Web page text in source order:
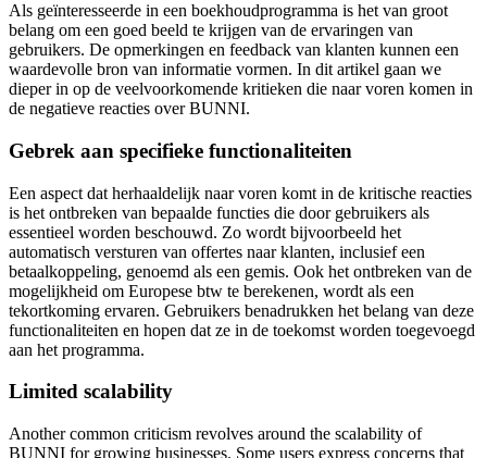
Als geïnteresseerde in een boekhoudprogramma is het van groot
belang om een goed beeld te krijgen van de ervaringen van
gebruikers. De opmerkingen en feedback van klanten kunnen een
waardevolle bron van informatie vormen. In dit artikel gaan we
dieper in op de veelvoorkomende kritieken die naar voren komen in
de negatieve reacties over BUNNI.
Gebrek aan specifieke functionaliteiten
Een aspect dat herhaaldelijk naar voren komt in de kritische reacties
is het ontbreken van bepaalde functies die door gebruikers als
essentieel worden beschouwd. Zo wordt bijvoorbeeld het
automatisch versturen van offertes naar klanten, inclusief een
betaalkoppeling, genoemd als een gemis. Ook het ontbreken van de
mogelijkheid om Europese btw te berekenen, wordt als een
tekortkoming ervaren. Gebruikers benadrukken het belang van deze
functionaliteiten en hopen dat ze in de toekomst worden toegevoegd
aan het programma.
Limited scalability
Another common criticism revolves around the scalability of
BUNNI for growing businesses. Some users express concerns that